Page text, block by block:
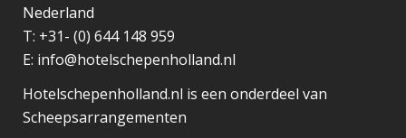
Nederland
T: +31- (0) 644 148 959
E: info@hotelschepenholland.nl
Hotelschepenholland.nl is een onderdeel van
Scheepsarrangementen